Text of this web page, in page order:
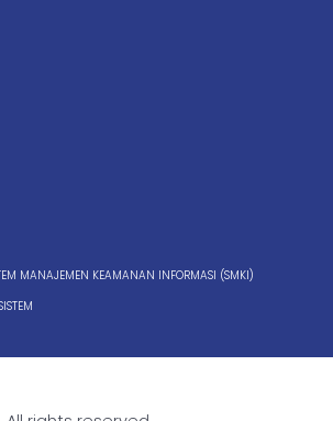
MANAJEMEN KEAMANAN INFORMASI (SMKI)